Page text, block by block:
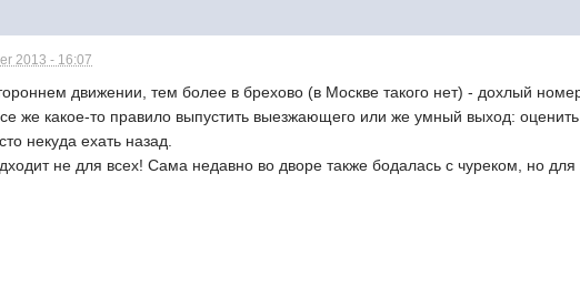
2013 - 16:07
движении, тем более в брехово (в Москве такого нет) - дохлый
же какое-то правило выпустить выезжающего или же умный выход:
некуда ехать назад.
не для всех! Сама недавно во дворе также бодалась с чуреком, но